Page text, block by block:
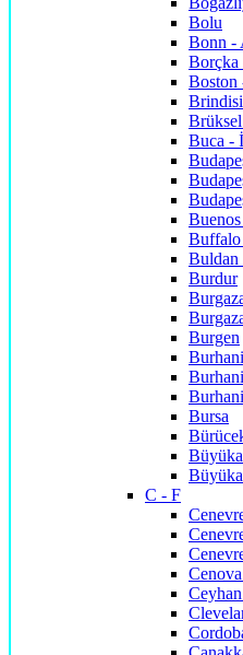
Bolu
Bonn -
Boston
Buca -
Buldan
Burdur
Burgen
Bursa
C - F